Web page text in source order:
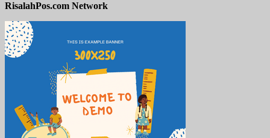
RisalahPos.com Network